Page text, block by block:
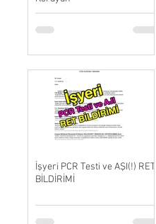
İşyeri PCR Testi ve AŞI(!) RET
BİLDİRİMİ